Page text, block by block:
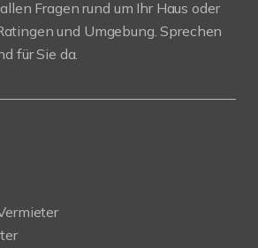
Fragen rund um Ihr Haus oder
und Umgebung. Sprechen
für Sie da.